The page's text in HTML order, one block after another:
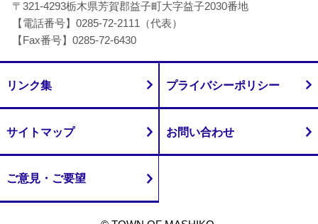
〒321-4293栃木県芳賀郡益子町大字益子2030番地
【電話番号】0285-72-2111（代表）
【Fax番号】0285-72-6430
リンク集 プライバシーポリシー
サイトマップ お問い合わせ
ご意見・ご要望